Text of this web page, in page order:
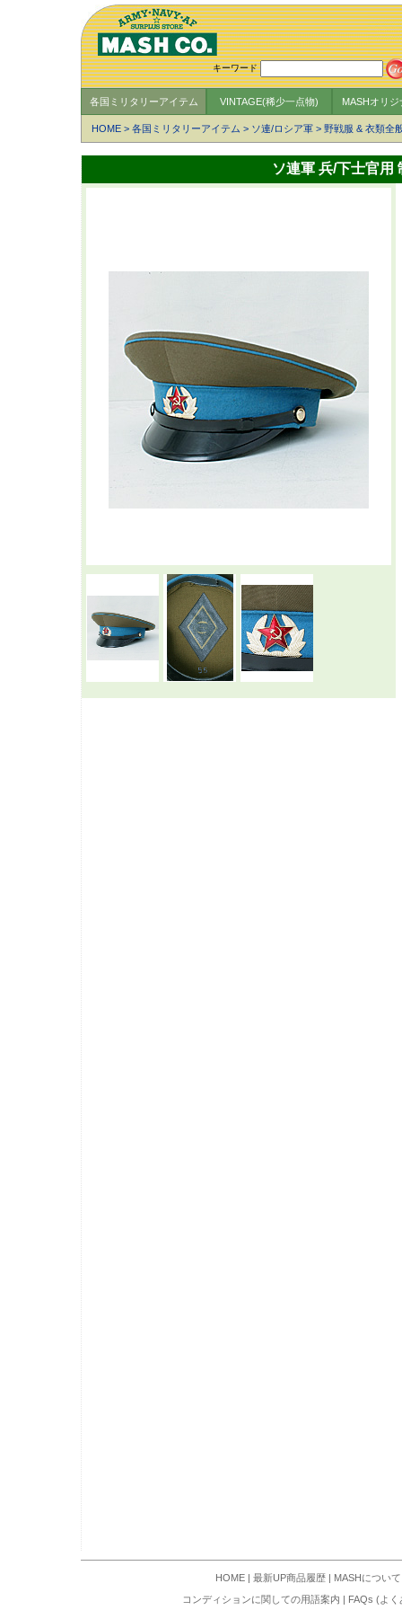
キーワード
各国ミリタリーアイテム VINTAGE(稀少一点物) MASHオリ
HOME > 各国ミリタリーアイテム > ソ連/ロシア軍 > 野戦服 & 衣類全
ソ連軍 兵/下士官用
HOME | 最新UP商品履歴 | MASHについて
コンディションに関しての用語案内 | FAQs (よ